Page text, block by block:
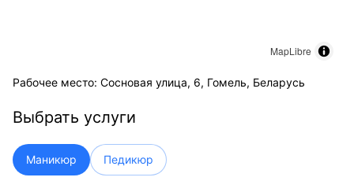
MapLibre
Рабочее место: Сосновая улица, 6, Гомель, Беларусь
Выбрать услуги
Маникюр Педикюр